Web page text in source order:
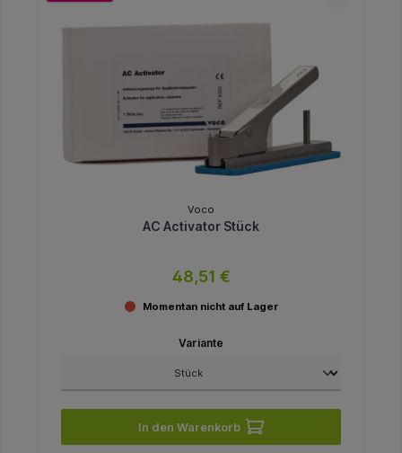
Voco
AC Activator Stück
48,51 €
Momentan nicht auf Lager
Variante
In den Warenkorb